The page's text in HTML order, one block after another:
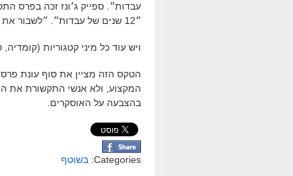
עבדות״. ספייק ג׳ונז זכה בפרס
״12 שנים של עבדות״. ״לשבור את הקרח״ זכה בפרס סרט האנימציה.
ויש עוד כל מיני קטגוריות
הטקס הזה מציין את סוף עונת
המקצוע, ולא אנשי התקשורת את
בהצבעה על האוסקרים.
Categories: בשוטף